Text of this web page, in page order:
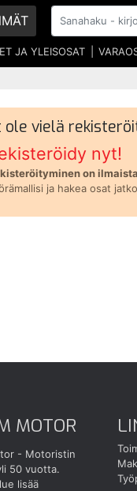
JA YLEISOSAT
ole vielä
nyt!
on
ja hakea osat
MOTOR
- Motoristin
50 vuotta.
lisää